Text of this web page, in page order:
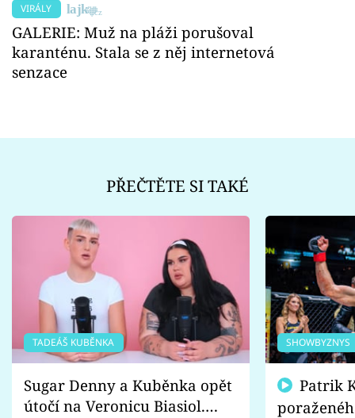
VIRÁLY
GALERIE: Muž na pláži porušoval
karanténu. Stala se z něj internetová
senzace
PŘEČTĚTE SI TAKÉ
TADEÁŠ KUBĚNKA
Sugar Denny a Kuběnka opět
útočí na Veronicu Biasiol.
SHOWBYZNYS